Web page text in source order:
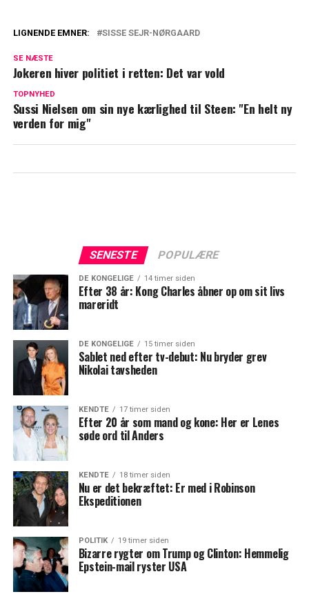
på Instagram
Skete den 9. december
LIGNENDE EMNER: SISSE SEJR-NØRGAARD
SE NÆSTE
Jokeren hiver politiet i retten: Det var vold
TOPNYHED
Sussi Nielsen om sin nye kærlighed til Steen: "En helt ny
verden for mig"
SENESTE POPULÆRE
DE KONGELIGE 14 timer siden
Efter 38 år: Kong Charles åbner op om sit livs
mareridt
DE KONGELIGE 15 timer siden
Sablet ned efter tv-debut: Nu bryder grev
Nikolai tavsheden
KENDTE 17 timer siden
Efter 20 år som mand og kone: Her er Lenes
søde ord til Anders
KENDTE 18 timer siden
Nu er det bekræftet: Er med i Robinson
Ekspeditionen
POLITIK 19 timer siden
Bizarre rygter om Trump og Clinton: Hemmelig
Epstein-mail ryster USA